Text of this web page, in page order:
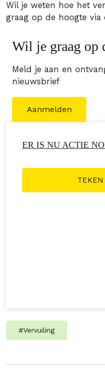
Wil je weten hoe het
graag op de hoogte via
Wil je graag op
Meld je aan en
nieuwsbrief
Aanmelden
ER IS NU ACTIE
#Vervuiling